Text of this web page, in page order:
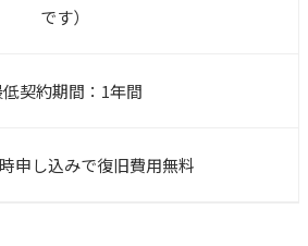
です）
低契約期間：1年間
申し込みで復旧費用無料